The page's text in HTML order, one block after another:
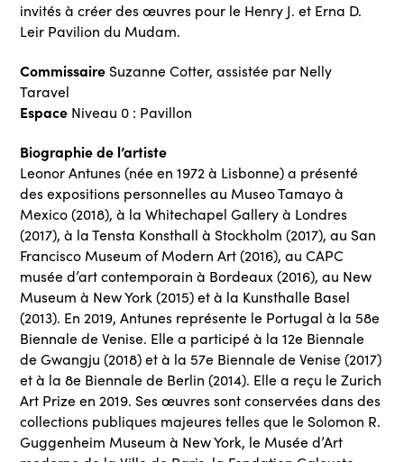
invités à créer des œuvres pour le Henry J. et Erna D.
Leir Pavilion du Mudam.
Commissaire Suzanne Cotter, assistée par Nelly
Taravel
Espace Niveau 0 : Pavillon
Biographie de l’artiste
Leonor Antunes (née en 1972 à Lisbonne) a présenté
des expositions personnelles au Museo Tamayo à
Mexico (2018), à la Whitechapel Gallery à Londres
(2017), à la Tensta Konsthall à Stockholm (2017), au San
Francisco Museum of Modern Art (2016), au CAPC
musée d’art contemporain à Bordeaux (2016), au New
Museum à New York (2015) et à la Kunsthalle Basel
(2013). En 2019, Antunes représente le Portugal à la 58e
Biennale de Venise. Elle a participé à la 12e Biennale
de Gwangju (2018) et à la 57e Biennale de Venise (2017)
et à la 8e Biennale de Berlin (2014). Elle a reçu le Zurich
Art Prize en 2019. Ses œuvres sont conservées dans des
collections publiques majeures telles que le Solomon R.
Guggenheim Museum à New York, le Musée d’Art